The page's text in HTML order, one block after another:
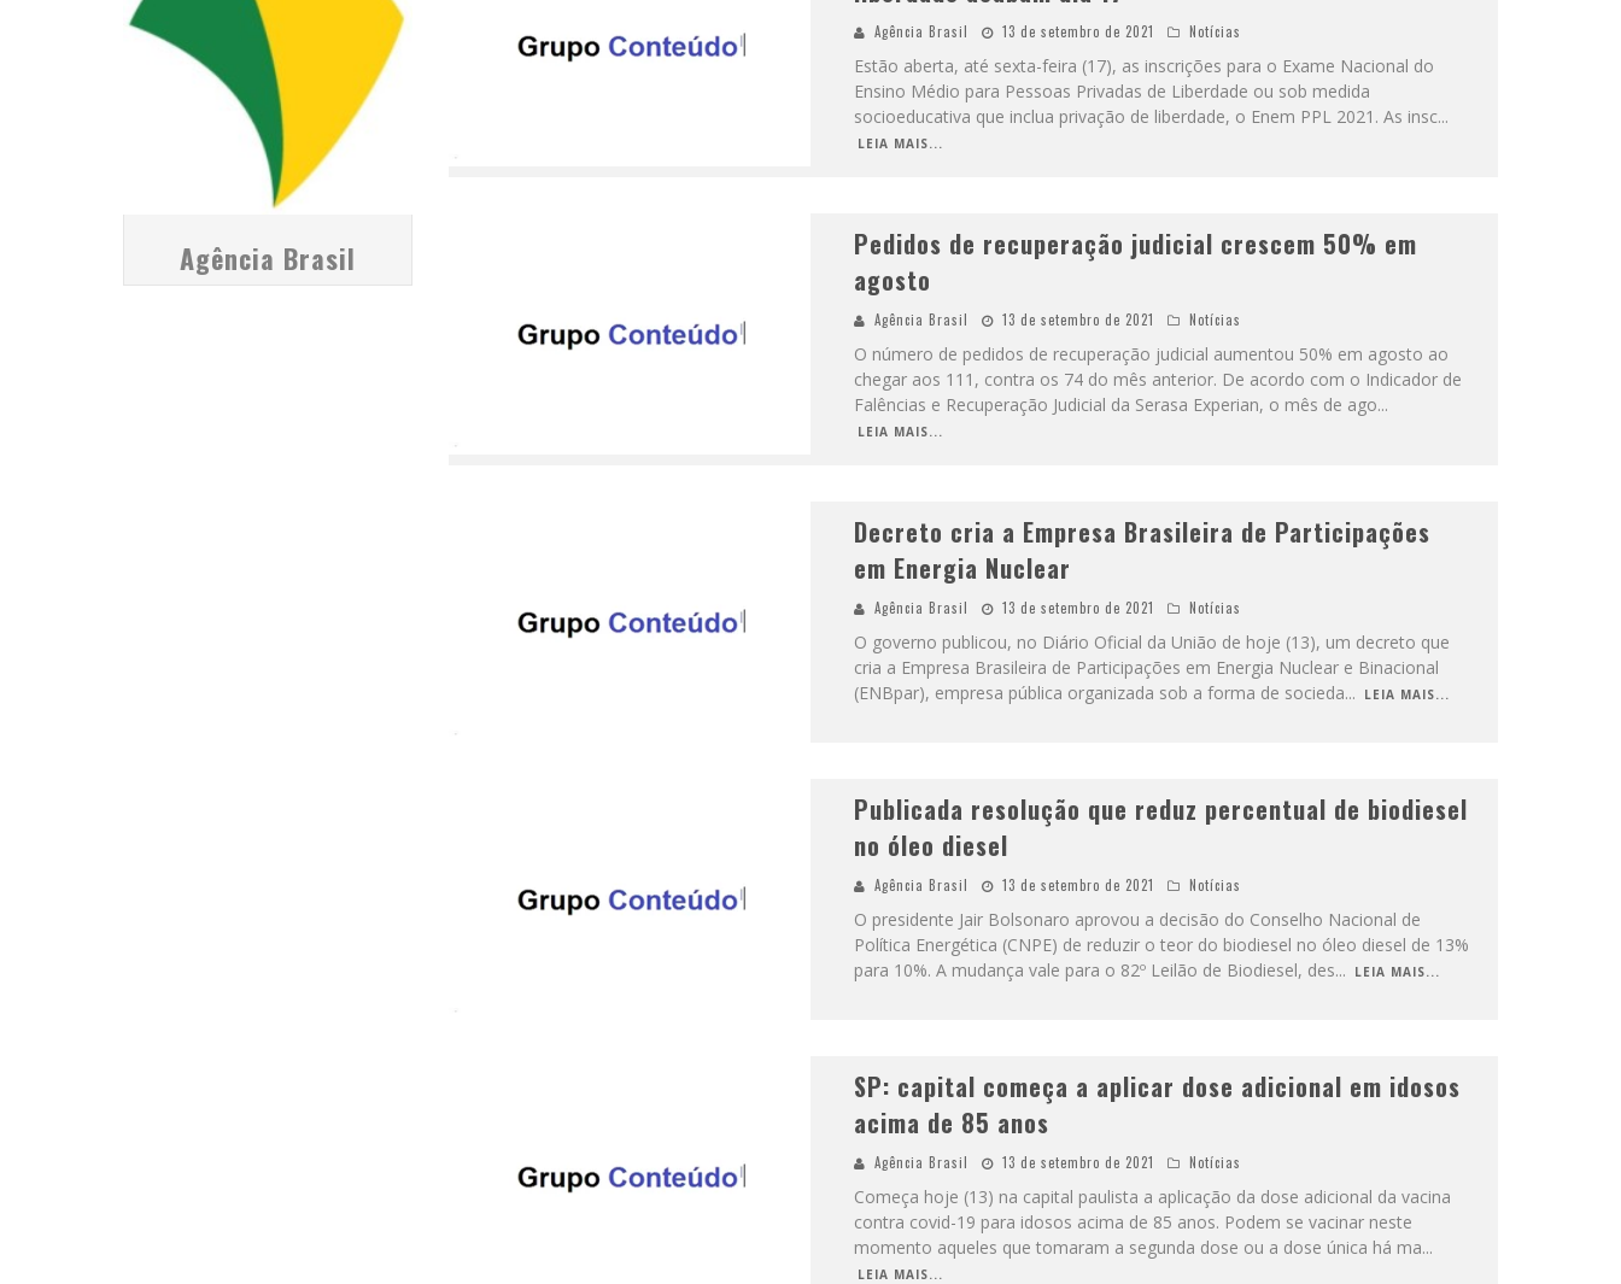
Agência Brasil
Agência Brasil 13 de setembro de 2021 Notícias
Estão aberta, até sexta-feira (17), as inscrições para o Exame Nacional do
Ensino Médio para Pessoas Privadas de Liberdade ou sob medida
socioeducativa que inclua privação de liberdade, o Enem PPL 2021. As insc...
LEIA MAIS...
Pedidos de recuperação judicial crescem 50% em
agosto
Agência Brasil 13 de setembro de 2021 Notícias
O número de pedidos de recuperação judicial aumentou 50% em agosto ao
chegar aos 111, contra os 74 do mês anterior. De acordo com o Indicador de
Falências e Recuperação Judicial da Serasa Experian, o mês de ago...
LEIA MAIS...
Decreto cria a Empresa Brasileira de Participações
em Energia Nuclear
Agência Brasil 13 de setembro de 2021 Notícias
O governo publicou, no Diário Oficial da União de hoje (13), um decreto que
cria a Empresa Brasileira de Participações em Energia Nuclear e Binacional
(ENBpar), empresa pública organizada sob a forma de socieda... LEIA MAIS...
Publicada resolução que reduz percentual de biodiesel
no óleo diesel
Agência Brasil 13 de setembro de 2021 Notícias
O presidente Jair Bolsonaro aprovou a decisão do Conselho Nacional de
Política Energética (CNPE) de reduzir o teor do biodiesel no óleo diesel de 13%
para 10%. A mudança vale para o 82º Leilão de Biodiesel, des... LEIA MAIS...
SP: capital começa a aplicar dose adicional em idosos
acima de 85 anos
Agência Brasil 13 de setembro de 2021 Notícias
Começa hoje (13) na capital paulista a aplicação da dose adicional da vacina
contra covid-19 para idosos acima de 85 anos. Podem se vacinar neste
momento aqueles que tomaram a segunda dose ou a dose única há ma...
LEIA MAIS...